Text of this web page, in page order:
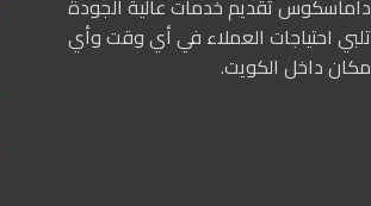
داماسكوس تقديم خدمات عالية الجودة
تلبي احتياجات العملاء في أي وقت وأي
مكان داخل الكويت.